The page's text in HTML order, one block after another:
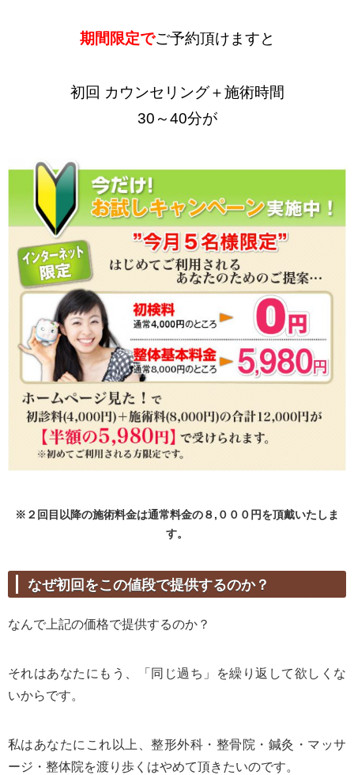
期間限定でご予約頂けますと
初回 カウンセリング＋施術時間
30～40分が
※２回目以降の施術料金は通常料金の８,０００円を頂戴いたしま
す。
なぜ初回をこの値段で提供するのか？
なんで上記の価格で提供するのか？
それはあなたにもう、「同じ過ち」を繰り返して欲しくな
いからです。
私はあなたにこれ以上、整形外科・整骨院・鍼灸・マッサ
ージ・整体院を渡り歩くはやめて頂きたいのです。